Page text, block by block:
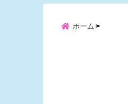
ホーム